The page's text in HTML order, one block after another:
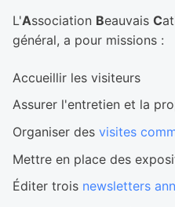
L'Association Beauvais C
général, a pour missions :
Accueillir les visiteurs
Assurer l'entretien et la
Organiser des visites
Mettre en place des
Éditer trois newsletters